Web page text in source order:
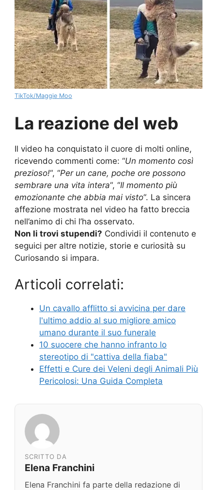
TikTok/Maggie Moo
La reazione del web
Il video ha conquistato il cuore di molti online,
ricevendo commenti come: “Un momento così
prezioso!“, “Per un cane, poche ore possono
sembrare una vita intera“, “Il momento più
emozionante che abbia mai visto“. La sincera
affezione mostrata nel video ha fatto breccia
nell’animo di chi l’ha osservato.
Non li trovi stupendi? Condividi il contenuto e
seguici per altre notizie, storie e curiosità su
Curiosando si impara.
Articoli correlati:
Un cavallo afflitto si avvicina per dare
l'ultimo addio al suo migliore amico
umano durante il suo funerale
10 suocere che hanno infranto lo
stereotipo di "cattiva della fiaba"
Effetti e Cure dei Veleni degli Animali Più
Pericolosi: Una Guida Completa
SCRITTO DA
Elena Franchini
Elena Franchini fa parte della redazione di